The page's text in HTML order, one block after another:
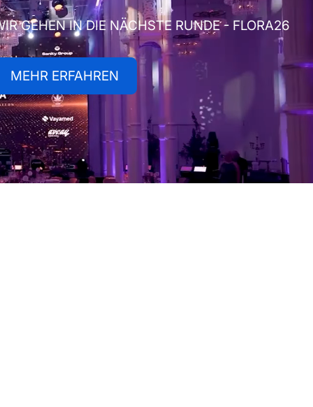
GEHEN IN DIE NÄCHSTE RUNDE - FLORA26
Mehr erfahren
MEHR ERFAHREN